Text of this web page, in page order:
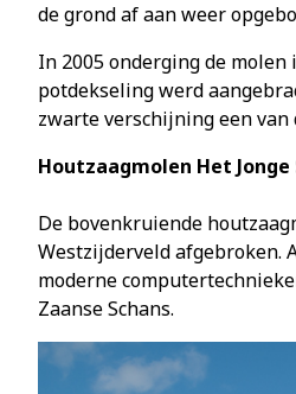
de grond af aan weer
In 2005 onderging de
potdekseling werd
zwarte verschijning een van
Houtzaagmolen Het Jonge
De bovenkruiende
Westzijderveld afgebroken.
moderne
Zaanse Schans.